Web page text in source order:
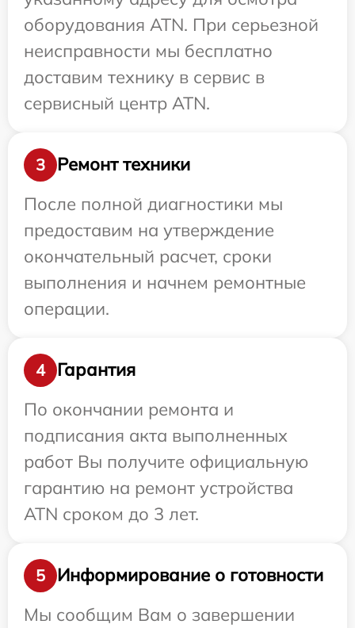
оборудования ATN. При серьезной
неисправности мы бесплатно
доставим технику в сервис в
сервисный центр ATN.
3
Ремонт техники
После полной диагностики мы
предоставим на утверждение
окончательный расчет, сроки
выполнения и начнем ремонтные
операции.
4
Гарантия
По окончании ремонта и
подписания акта выполненных
работ Вы получите официальную
гарантию на ремонт устройства
ATN сроком до 3 лет.
5
Информирование о готовности
Мы сообщим Вам о завершении